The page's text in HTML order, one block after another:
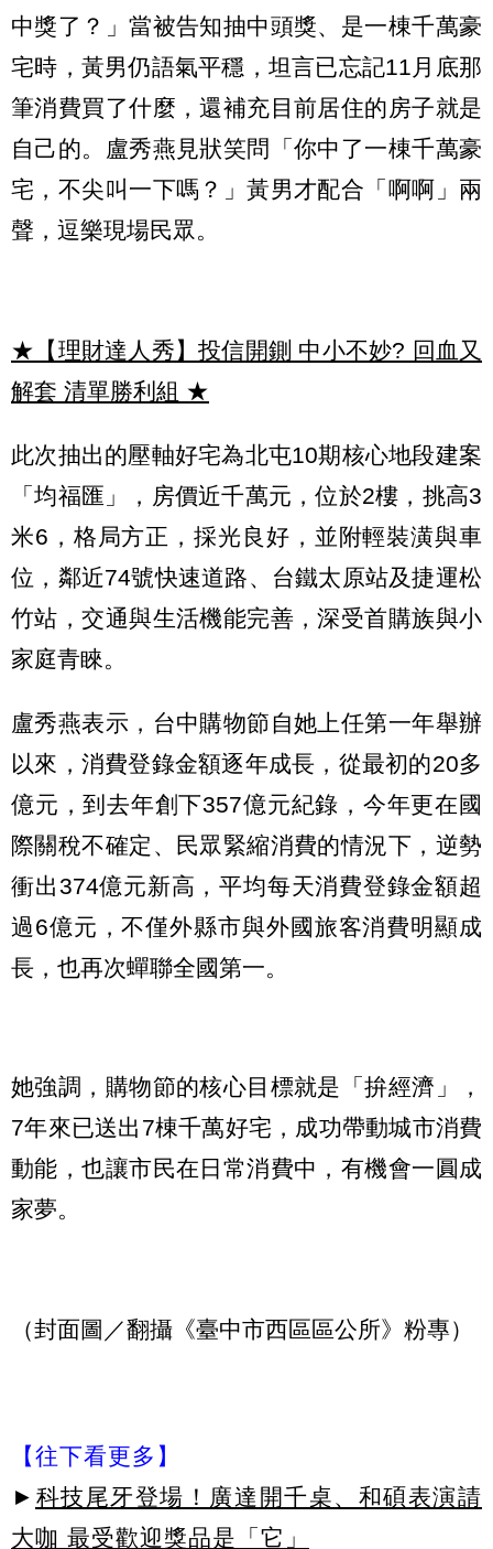
中獎了？」當被告知抽中頭獎、是一棟千萬豪
宅時，黃男仍語氣平穩，坦言已忘記11月底那
筆消費買了什麼，還補充目前居住的房子就是
自己的。盧秀燕見狀笑問「你中了一棟千萬豪
宅，不尖叫一下嗎？」黃男才配合「啊啊」兩
聲，逗樂現場民眾。
★【理財達人秀】投信開鍘 中小不妙? 回血又
解套 清單勝利組 ★
此次抽出的壓軸好宅為北屯10期核心地段建案
「均福匯」，房價近千萬元，位於2樓，挑高3
米6，格局方正，採光良好，並附輕裝潢與車
位，鄰近74號快速道路、台鐵太原站及捷運松
竹站，交通與生活機能完善，深受首購族與小
家庭青睞。
盧秀燕表示，台中購物節自她上任第一年舉辦
以來，消費登錄金額逐年成長，從最初的20多
億元，到去年創下357億元紀錄，今年更在國
際關稅不確定、民眾緊縮消費的情況下，逆勢
衝出374億元新高，平均每天消費登錄金額超
過6億元，不僅外縣市與外國旅客消費明顯成
長，也再次蟬聯全國第一。
她強調，購物節的核心目標就是「拚經濟」，
7年來已送出7棟千萬好宅，成功帶動城市消費
動能，也讓市民在日常消費中，有機會一圓成
家夢。
（封面圖／翻攝《臺中市西區區公所》粉專）
【往下看更多】
► 科技尾牙登場！廣達開千桌、和碩表演請
大咖 最受歡迎獎品是「它」